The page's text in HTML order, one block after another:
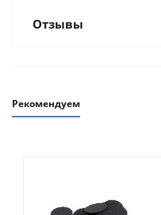
Отзывы
Рекомендуем